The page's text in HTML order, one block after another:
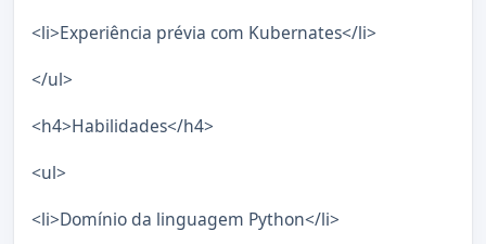
<li>Experiência prévia com Kubernates</li>
</ul>
<h4>Habilidades</h4>
<ul>
<li>Domínio da linguagem Python</li>